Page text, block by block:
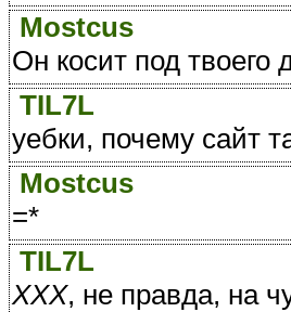
Mostcus
Он косит под твоего
TIL7L
уебки, почему сайт
Mostcus
=*
TIL7L
ХХХ, не правда, на